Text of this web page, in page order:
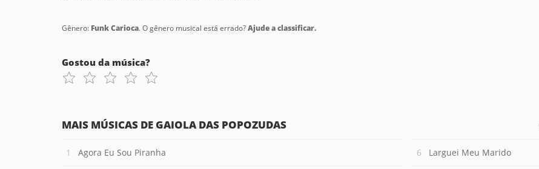
Gênero: Funk Carioca. O gênero musical está errado?Ajude a classificar.
Gostou da música?
MAIS MÚSICAS DE GAIOLA DAS POPOZUDAS
Agora Eu Sou Piranha Larguei Meu Marido